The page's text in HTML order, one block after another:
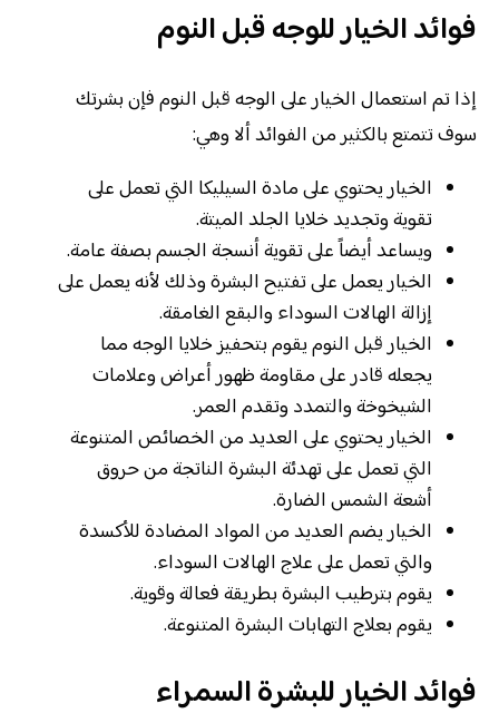
فوائد الخيار للوجه قبل النوم
إذا تم استعمال الخيار على الوجه قبل النوم فإن بشرتك
سوف تتمتع بالكثير من الفوائد ألا وهي:
الخيار يحتوي على مادة السيليكا التي تعمل على
تقوية وتجديد خلايا الجلد الميتة.
ويساعد أيضاً على تقوية أنسجة الجسم بصفة عامة.
الخيار يعمل على تفتيح البشرة وذلك لأنه يعمل على
إزالة الهالات السوداء والبقع الغامقة.
الخيار قبل النوم يقوم بتحفيز خلايا الوجه مما
يجعله قادر على مقاومة ظهور أعراض وعلامات
الشيخوخة والتمدد وتقدم العمر.
الخيار يحتوي على العديد من الخصائص المتنوعة
التي تعمل على تهدئة البشرة الناتجة من حروق
أشعة الشمس الضارة.
الخيار يضم العديد من المواد المضادة للأكسدة
والتي تعمل على علاج الهالات السوداء.
يقوم بترطيب البشرة بطريقة فعالة وقوية.
يقوم بعلاج التهابات البشرة المتنوعة.
فوائد الخيار للبشرة السمراء